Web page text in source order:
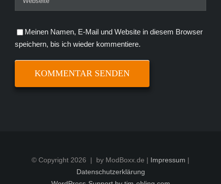
Meinen Namen, E-Mail und Website in diesem Browser
speichern, bis ich wieder kommentiere.
© Copyright 2026 | by ModBoxx.de | Impressum |
Datenschutzerklärung